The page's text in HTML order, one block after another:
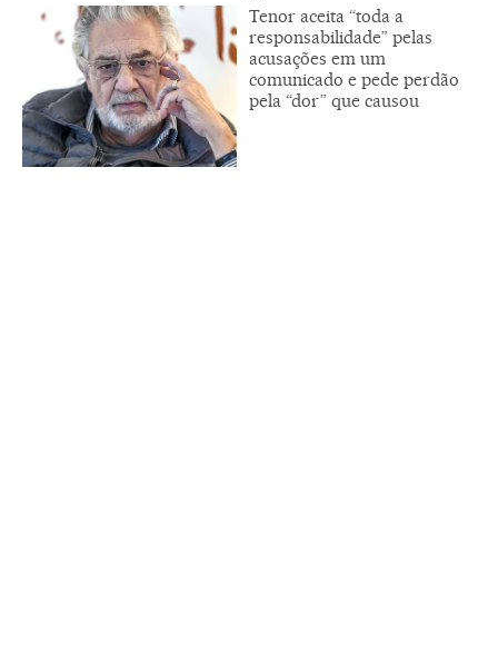
Tenor aceita “toda a
responsabilidade” pelas
acusações em um
comunicado e pede perdão
pela “dor” que causou